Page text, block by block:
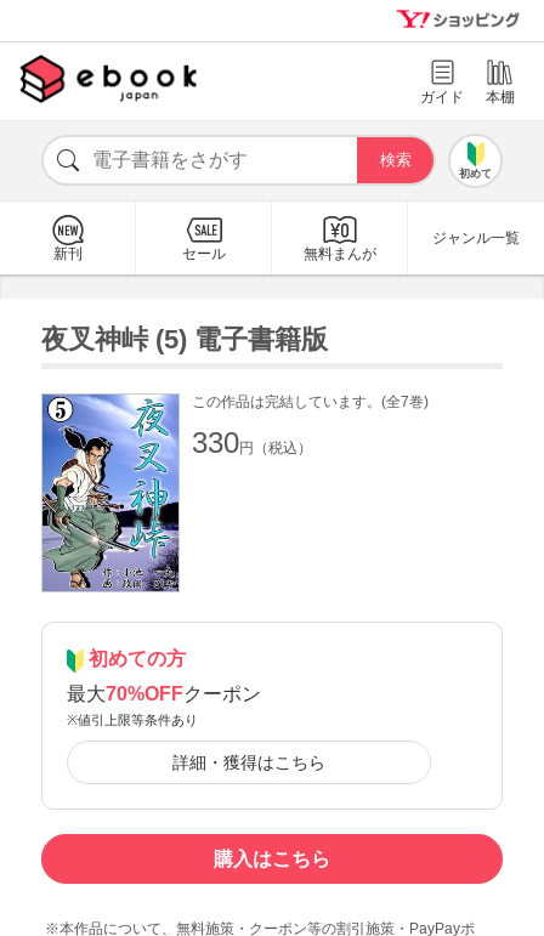
ガイド 本棚
初めて
新刊 セール 無料まんが
ジャンル一覧
夜叉神峠 (5) 電子書籍版
この作品は完結しています。(全7巻)
330円（税込）
初めての方
最大70%OFFクーポン
※値引上限等条件あり
詳細・獲得はこちら
購入はこちら
本作品について、無料施策・クーポン等の割引施策・PayPayポ